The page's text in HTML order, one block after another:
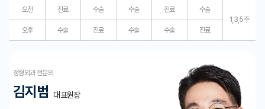
오전 진료 수술 수술 진료
수술
1,3,5주
오후
수술 진료 수술 수술 진료
정형외과 전문의
김지범 대표원장